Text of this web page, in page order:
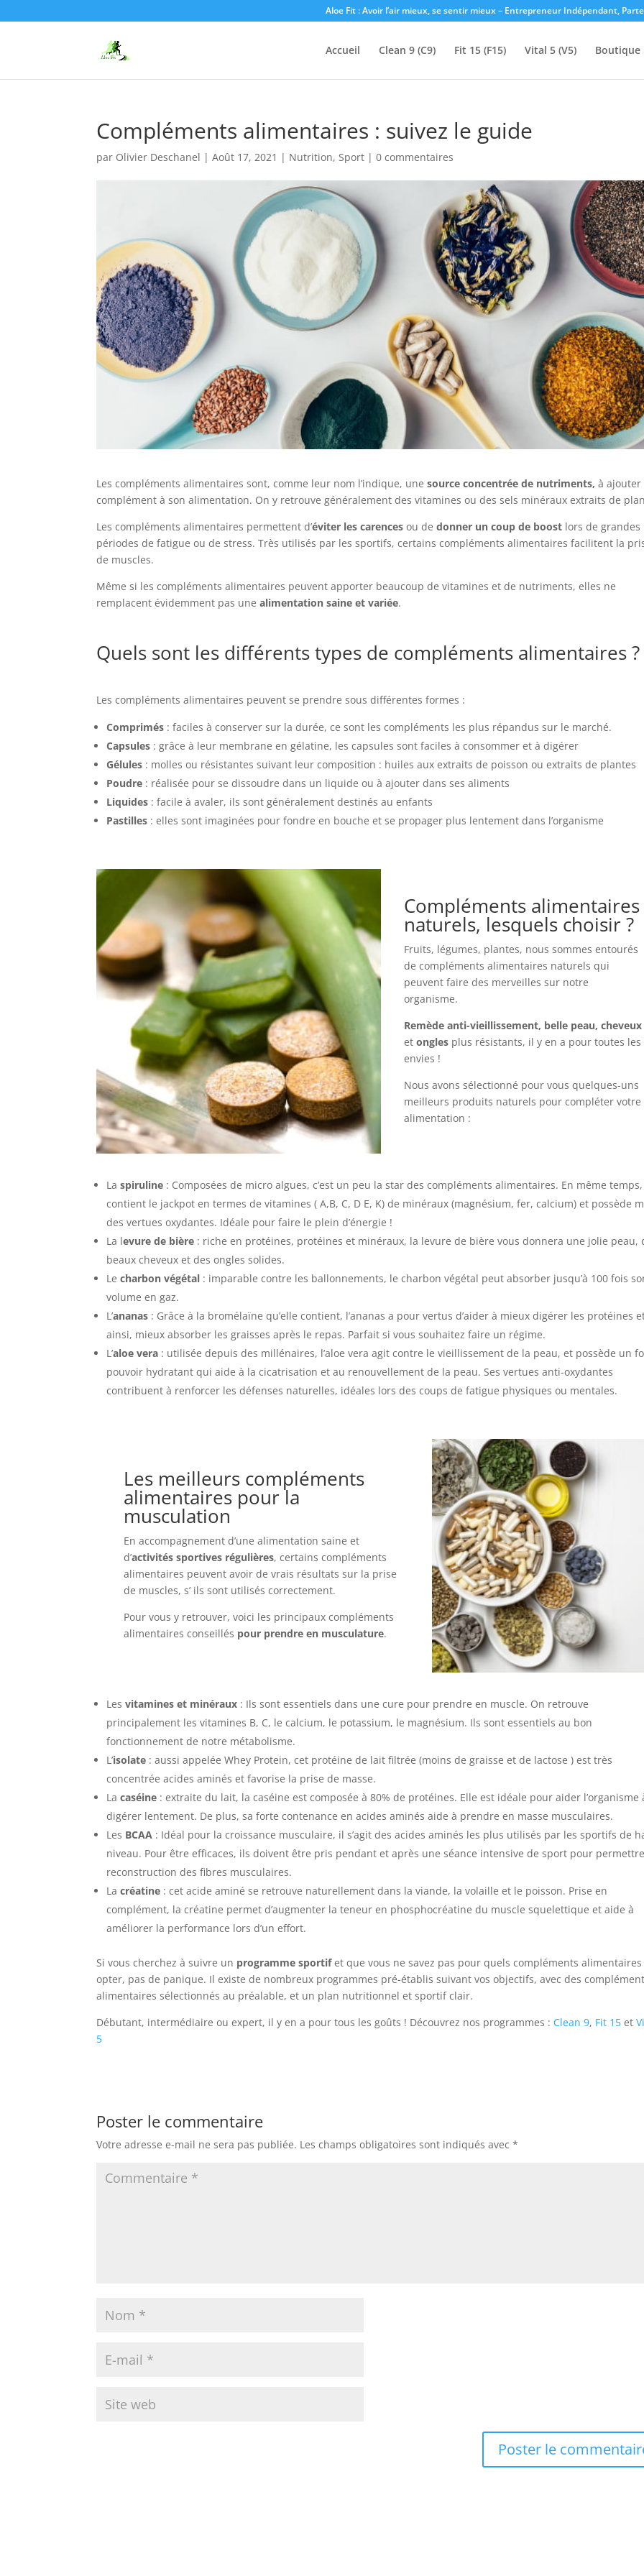
Aloe Fit : Avoir l’air mieux, se sentir mieux – Entrepreneur Indépendant,
Accueil Clean 9 (C9) Fit 15 (F15) Vital 5 (V5) Boutique
Compléments alimentaires : suivez le guide
par Olivier Deschanel |Août 17, 2021 | Nutrition,Sport |0 commentaires
Les compléments alimentaires sont, comme leur nom l’indique, unesource concentrée de nutriments, à ajouter
complément à son alimentation. On y retrouve généralement des vitamines ou des sels minéraux extraits de
Les compléments alimentaires permettent d’éviter les carences ou dedonner un coup de boost lors de grandes
périodes de fatigue ou de stress. Très utilisés par les sportifs, certains compléments alimentaires facilitent la
de muscles.
Même si les compléments alimentaires peuvent apporter beaucoup de vitamines et de nutriments, elles ne
remplacent évidemment pas unealimentation saine et variée.
Quels sont les différents types de compléments alimentaires ?
Les compléments alimentaires peuvent se prendre sous différentes formes :
Comprimés : faciles à conserver sur la durée, ce sont les compléments les plus répandus sur le marché.
Capsules : grâce à leur membrane en gélatine, les capsules sont faciles à consommer et à digérer
Gélules : molles ou résistantes suivant leur composition : huiles aux extraits de poisson ou extraits de plantes
Poudre : réalisée pour se dissoudre dans un liquide ou à ajouter dans ses aliments
Liquides : facile à avaler, ils sont généralement destinés au enfants
Pastilles : elles sont imaginées pour fondre en bouche et se propager plus lentement dans l’organisme
Compléments alimentaires
naturels, lesquels choisir ?
Fruits, légumes, plantes, nous sommes entourés
de compléments alimentaires naturels qui
peuvent faire des merveilles sur notre
organisme.
Remède anti-vieillissement, belle peau, cheveux
et onglesplus résistants, il y en a pour toutes les
envies !
Nous avons sélectionné pour vous quelques-uns
meilleurs produits naturels pour compléter votre
alimentation :
Laspiruline : Composées de micro algues, c’est un peu la star des compléments alimentaires. En même
contient le jackpot en termes de vitamines ( A,B, C, D E, K) de minéraux (magnésium, fer, calcium) et possède
des vertues oxydantes. Idéale pour faire le plein d’énergie !
La levure de bière : riche en protéines, protéines et minéraux, la levure de bière vous donnera une jolie peau,
beaux cheveux et des ongles solides.
Lecharbon végétal : imparable contre les ballonnements, le charbon végétal peut absorber jusqu’à 100 fois
volume en gaz.
L’ananas : Grâce à la bromélaïne qu’elle contient, l’ananas a pour vertus d’aider à mieux digérer les protéines
ainsi, mieux absorber les graisses après le repas. Parfait si vous souhaitez faire un régime.
L’aloe vera : utilisée depuis des millénaires, l’aloe vera agit contre le vieillissement de la peau, et possède un
pouvoir hydratant qui aide à la cicatrisation et au renouvellement de la peau. Ses vertues anti-oxydantes
contribuent à renforcer les défenses naturelles, idéales lors des coups de fatigue physiques ou mentales.
Les meilleurs compléments
alimentaires pour la
musculation
En accompagnement d’une alimentation saine et
d’activités sportives régulières, certains compléments
alimentaires peuvent avoir de vrais résultats sur la prise
de muscles, s’ ils sont utilisés correctement.
Pour vous y retrouver, voici les principaux compléments
alimentaires conseillés pour prendre en musculature.
Les vitamines et minéraux : Ils sont essentiels dans une cure pour prendre en muscle. On retrouve
principalement les vitamines B, C, le calcium, le potassium, le magnésium. Ils sont essentiels au bon
fonctionnement de notre métabolisme.
L’isolate : aussi appelée Whey Protein, cet protéine de lait filtrée (moins de graisse et de lactose ) est très
concentrée acides aminés et favorise la prise de masse.
Lacaséine : extraite du lait, la caséine est composée à 80% de protéines. Elle est idéale pour aider l’organisme
digérer lentement. De plus, sa forte contenance en acides aminés aide à prendre en masse musculaires.
Les BCAA : Idéal pour la croissance musculaire, il s’agit des acides aminés les plus utilisés par les sportifs de
niveau. Pour être efficaces, ils doivent être pris pendant et après une séance intensive de sport pour
reconstruction des fibres musculaires.
Lacréatine : cet acide aminé se retrouve naturellement dans la viande, la volaille et le poisson. Prise en
complément, la créatine permet d’augmenter la teneur en phosphocréatine du muscle squelettique et aide à
améliorer la performance lors d’un effort.
Si vous cherchez à suivre un programme sportifet que vous ne savez pas pour quels compléments alimentaires
opter, pas de panique. Il existe de nombreux programmes pré-établis suivant vos objectifs, avec des
alimentaires sélectionnés au préalable, et un plan nutritionnel et sportif clair.
Débutant, intermédiaire ou expert, il y en a pour tous les goûts ! Découvrez nos programmes : Clean 9, Fit 15 et
5
Poster le commentaire
Votre adresse e-mail ne sera pas publiée. Les champs obligatoires sont indiqués avec*